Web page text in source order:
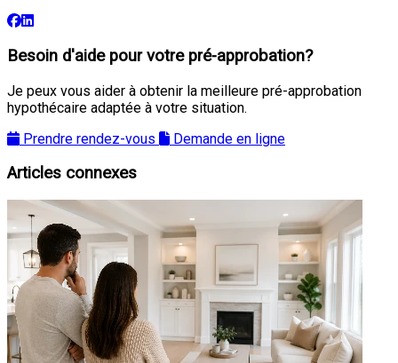
Besoin d'aide pour votre pré-approbation?
Je peux vous aider à obtenir la meilleure pré-approbation
hypothécaire adaptée à votre situation.
Prendre rendez-vous
Demande en ligne
Articles connexes